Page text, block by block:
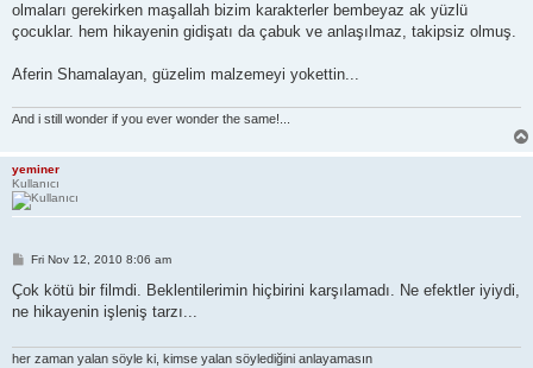
olmaları gerekirken maşallah bizim karakterler bembeyaz ak yüzlü
çocuklar. hem hikayenin gidişatı da çabuk ve anlaşılmaz, takipsiz olmuş.
Aferin Shamalayan, güzelim malzemeyi yokettin...
And i still wonder if you ever wonder the same!...
yeminer
Kullanıcı
P
s
Fri Nov 12, 2010 8:06 am
Çok kötü bir filmdi. Beklentilerimin hiçbirini karşılamadı. Ne efektler iyiydi,
ne hikayenin işleniş tarzı...
her zaman yalan söyle ki, kimse yalan söylediğini anlayamasın